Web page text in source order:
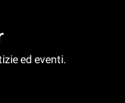
ed eventi.